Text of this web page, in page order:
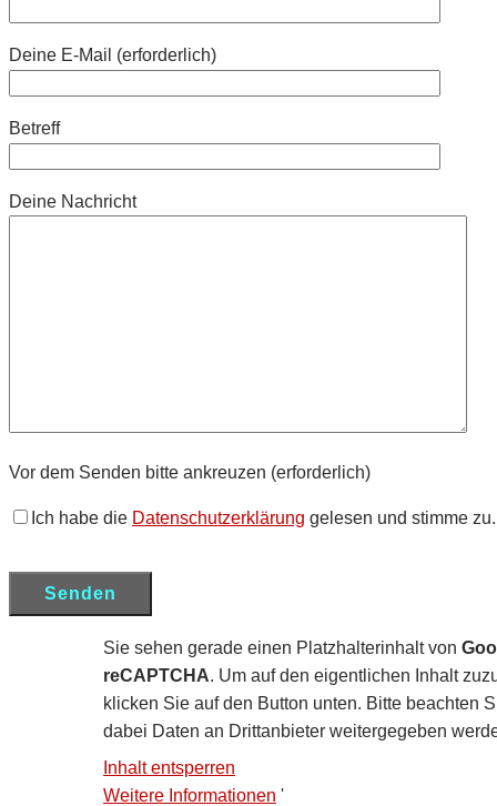
Deine E-Mail (erforderlich)
Betreff
Deine Nachricht
Vor dem Senden bitte ankreuzen (erforderlich)
Ich habe die Datenschutzerklärung gelesen und stimme zu.
Sie sehen gerade einen Platzhalterinhalt von
reCAPTCHA. Um auf den eigentlichen Inhalt
klicken Sie auf den Button unten. Bitte beachten
dabei Daten an Drittanbieter weitergegeben
Inhalt entsperren
Weitere Informationen '